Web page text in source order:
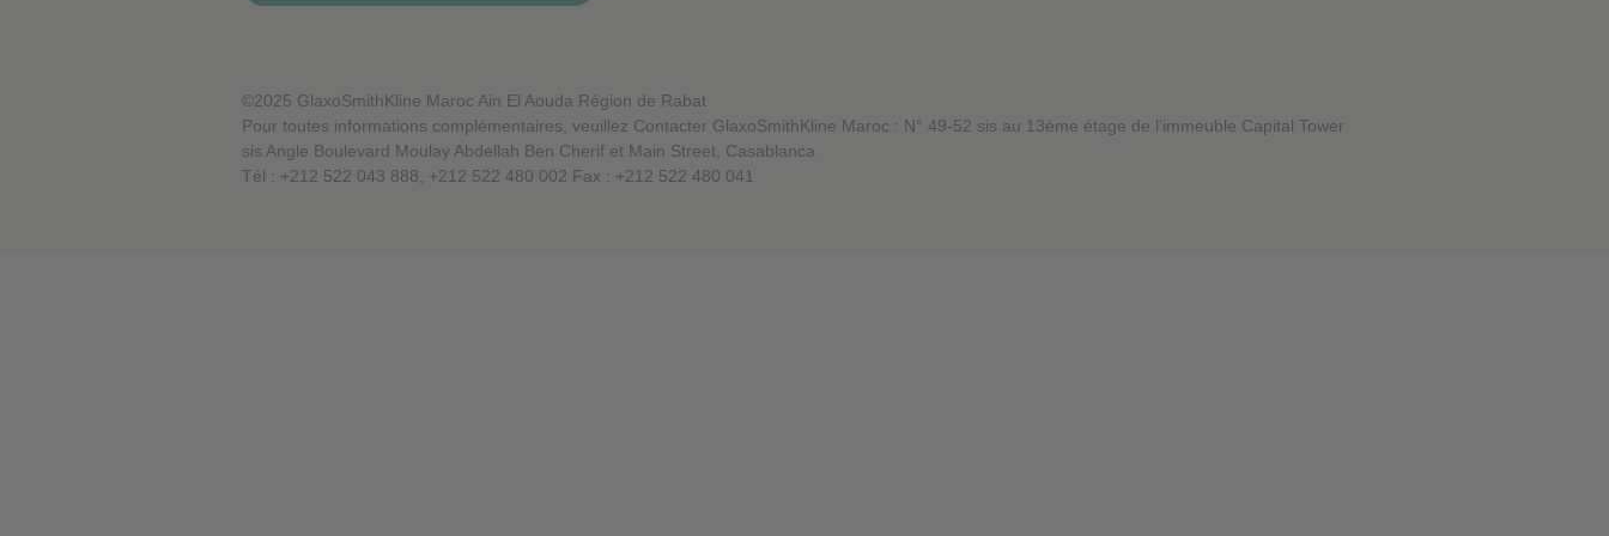
©2025 GlaxoSmithKline Maroc Ain El Aouda Région de Rabat
Pour toutes informations complémentaires, veuillez Contacter GlaxoSmithKline Maroc : N° 49-52 sis au 13ème étage de l’immeuble Capital Tower
sis Angle Boulevard Moulay Abdellah Ben Cherif et Main Street, Casablanca
Tél : +212 522 043 888, +212 522 480 002 Fax : +212 522 480 041
stockent aucune information permettant votre identification personnelle.
Cookies publicitaires